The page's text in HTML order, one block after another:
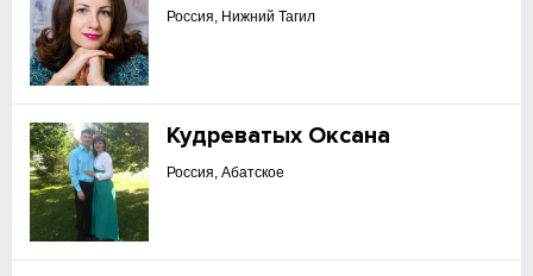
Россия, Нижний Тагил
Кудреватых Оксана
Россия, Абатское